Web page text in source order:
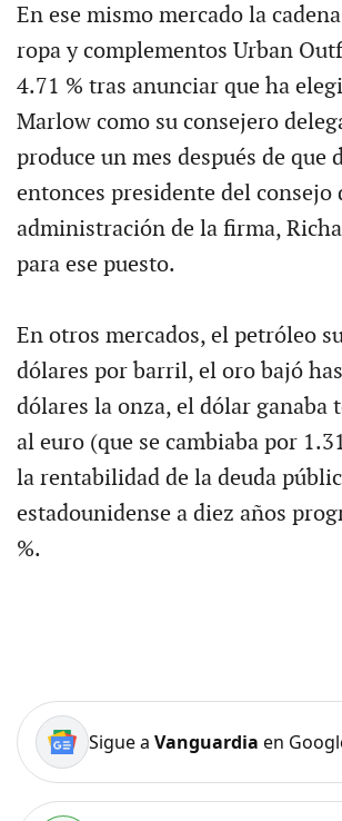
En ese mismo mercado la
ropa y complementos Urban
4.71 % tras anunciar que ha
Marlow como su consejero
produce un mes después de que
entonces presidente del consejo
administración de la firma,
para ese puesto.
En otros mercados, el petróleo
dólares por barril, el oro bajó
dólares la onza, el dólar ganaba
al euro (que se cambiaba por
la rentabilidad de la deuda
estadounidense a diez años
%.
Sigue a Vanguardia en